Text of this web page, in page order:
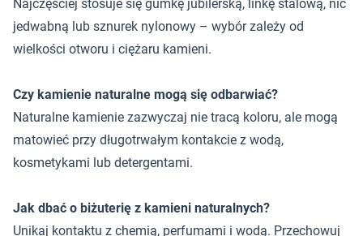
Najczęściej stosuje się gumkę jubilerską, linkę stalową, nić
jedwabną lub sznurek nylonowy – wybór zależy od
wielkości otworu i ciężaru kamieni.
Czy kamienie naturalne mogą się odbarwiać?
Naturalne kamienie zazwyczaj nie tracą koloru, ale mogą
matowieć przy długotrwałym kontakcie z wodą,
kosmetykami lub detergentami.
Jak dbać o biżuterię z kamieni naturalnych?
Unikaj kontaktu z chemią, perfumami i wodą. Przechowuj